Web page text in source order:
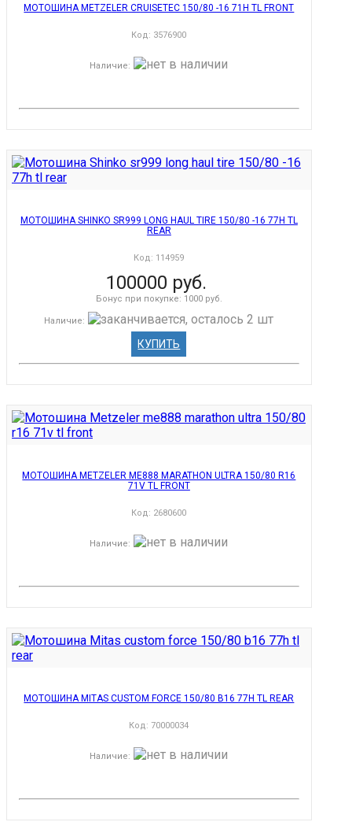
МОТОШИНА METZELER CRUISETEC 150/80 -16 71H TL FRONT
Код: 3576900
Наличие:
МОТОШИНА SHINKO SR999 LONG HAUL TIRE 150/80 -16 77H TL
REAR
Код: 114959
100000 руб.
Бонус при покупке: 1000 руб.
Наличие:
КУПИТЬ
МОТОШИНА METZELER ME888 MARATHON ULTRA 150/80 R16
71V TL FRONT
Код: 2680600
Наличие:
МОТОШИНА MITAS CUSTOM FORCE 150/80 B16 77H TL REAR
Код:70000034
Наличие: